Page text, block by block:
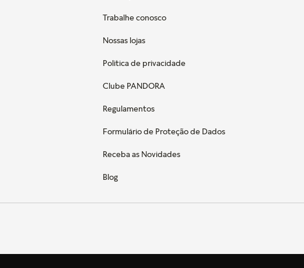
Trabalhe conosco
Nossas lojas
Politica de privacidade
Clube PANDORA
Regulamentos
Formulário de Proteção de Dados
Receba as Novidades
Blog